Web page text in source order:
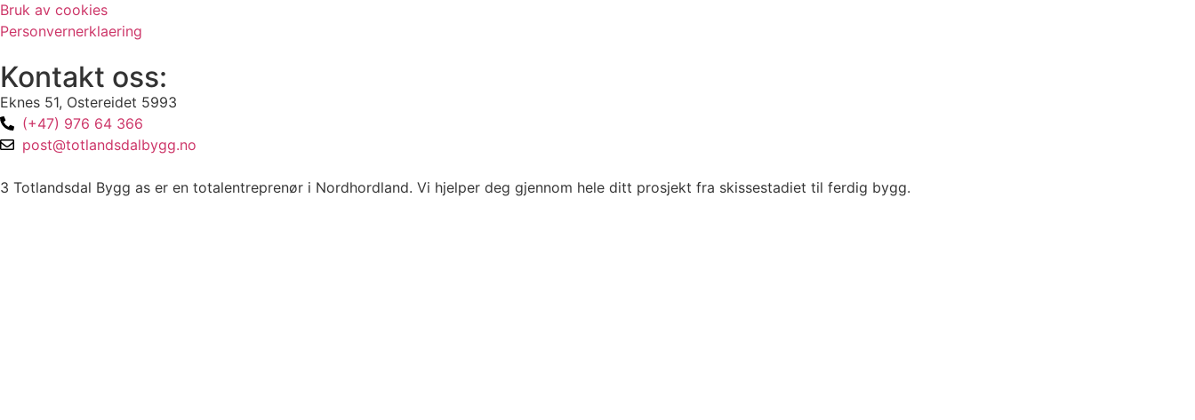
Bruk av cookies
Personvernerklaering
Kontakt oss:
Eknes 51, Ostereidet 5993
(+47) 976 64 366
post@totlandsdalbygg.no
3 Totlandsdal Bygg as er en totalentreprenør i Nordhordland. Vi hjelper deg gjennom hele ditt prosjekt fra skissestadiet til ferdig bygg.